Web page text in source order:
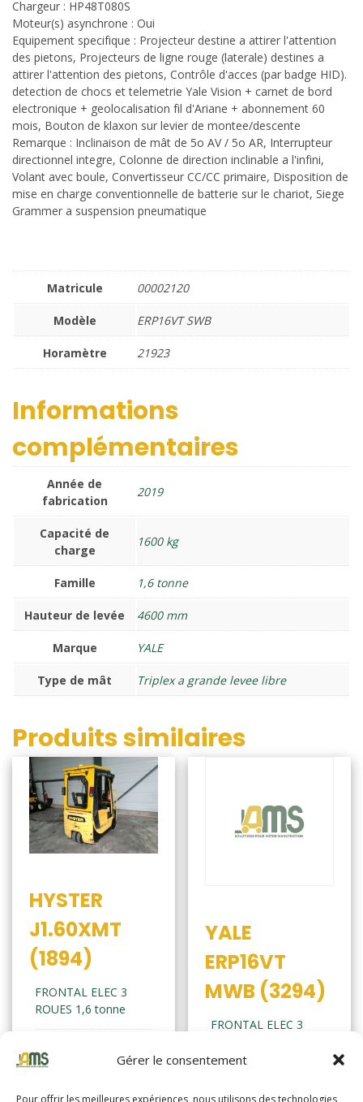
Gérer le consentement
Pour offrir les meilleures expériences, nous utilisons des technologies
Chargeur : HP48T080S
Moteur(s) asynchrone : Oui
Equipement specifique : Projecteur destine a attirer l'attention
des pietons, Projecteurs de ligne rouge (laterale) destines a
attirer l'attention des pietons, Contrôle d'acces (par badge HID).
detection de chocs et telemetrie Yale Vision + carnet de bord
electronique + geolocalisation fil d'Ariane + abonnement 60
mois, Bouton de klaxon sur levier de montee/descente
Remarque : Inclinaison de mât de 5o AV / 5o AR, Interrupteur
directionnel integre, Colonne de direction inclinable a l'infini,
Volant avec boule, Convertisseur CC/CC primaire, Disposition de
mise en charge conventionnelle de batterie sur le chariot, Siege
Grammer a suspension pneumatique
Matricule 00002120
Modèle ERP16VT SWB
Horamètre 21923
Informations
complémentaires
Année de
fabrication
2019
Capacité de
charge
1600 kg
Famille 1,6 tonne
Hauteur de levée 4600 mm
Marque YALE
Type de mât Triplex a grande levee libre
Produits similaires
HYSTER
J1.60XMT
(1894)
FRONTAL ELEC 3
ROUES 1,6 tonne
Année de
fabrication
2007
YALE
ERP16VT
MWB (3294)
FRONTAL ELEC 3
2019